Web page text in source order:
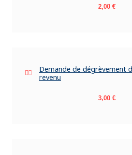
Prix
2,00 €
Demande de dégrèvement
revenu
Prix
3,00 €